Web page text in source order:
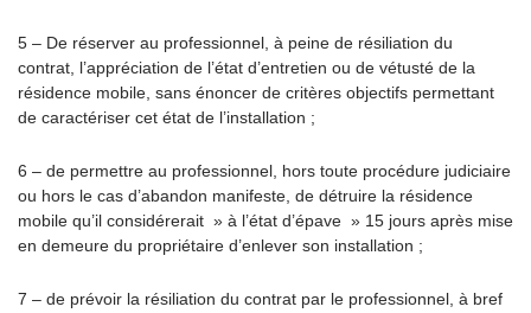
5 – De réserver au professionnel, à peine de résiliation du
contrat, l’appréciation de l’état d’entretien ou de vétusté de la
résidence mobile, sans énoncer de critères objectifs permettant
de caractériser cet état de l’installation ;
6 – de permettre au professionnel, hors toute procédure judiciaire
ou hors le cas d’abandon manifeste, de détruire la résidence
mobile qu’il considérerait » à l’état d’épave » 15 jours après mise
en demeure du propriétaire d’enlever son installation ;
7 – de prévoir la résiliation du contrat par le professionnel, à bref